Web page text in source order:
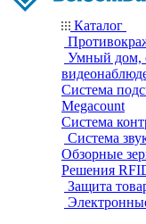
Каталог
Умный дом,
Система
Megacount
Система
Система
Обзорные
Решения
Защита